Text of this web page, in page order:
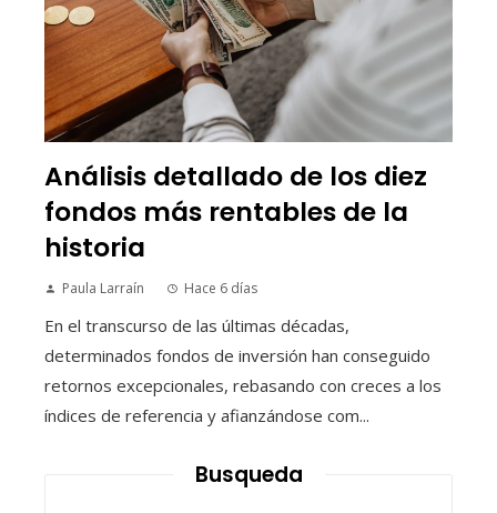
Análisis detallado de los diez
fondos más rentables de la
historia
Paula Larraín Hace 6 días
En el transcurso de las últimas décadas,
determinados fondos de inversión han conseguido
retornos excepcionales, rebasando con creces a los
índices de referencia y afianzándose com...
Busqueda